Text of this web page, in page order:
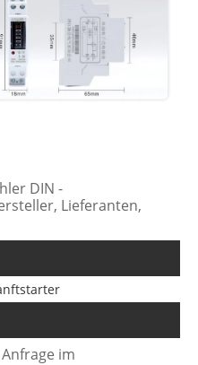
DIN -
Lieferanten,
im